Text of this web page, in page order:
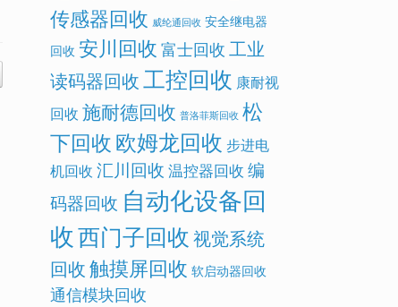
传感器回收 威纶通回收 安全继电器
回收 安川回收 富士回收 工业
读码器回收工控回收 康耐视
回收 施耐德回收 普洛菲斯回收 松
下回收欧姆龙回收 步进电
机回收 汇川回收 温控器回收 编
码器回收 自动化设备回
收西门子回收视觉系统
回收触摸屏回收 软启动器回收
通信模块回收